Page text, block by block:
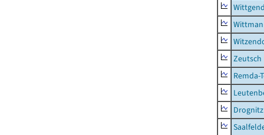
Zeutsch
Remda-
Drognitz